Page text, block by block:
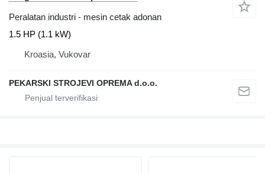
Peralatan industri - mesin cetak adonan
1.5 HP (1.1 kW)
Kroasia, Vukovar
PEKARSKI STROJEVI OPREMA d.o.o.